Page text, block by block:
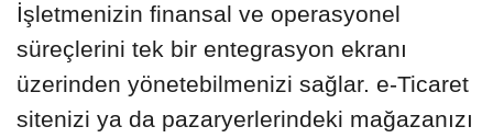
İşletmenizin finansal ve operasyonel
süreçlerini tek bir entegrasyon ekranı
üzerinden yönetebilmenizi sağlar. e-Ticaret
sitenizi ya da pazaryerlerindeki mağazanızı